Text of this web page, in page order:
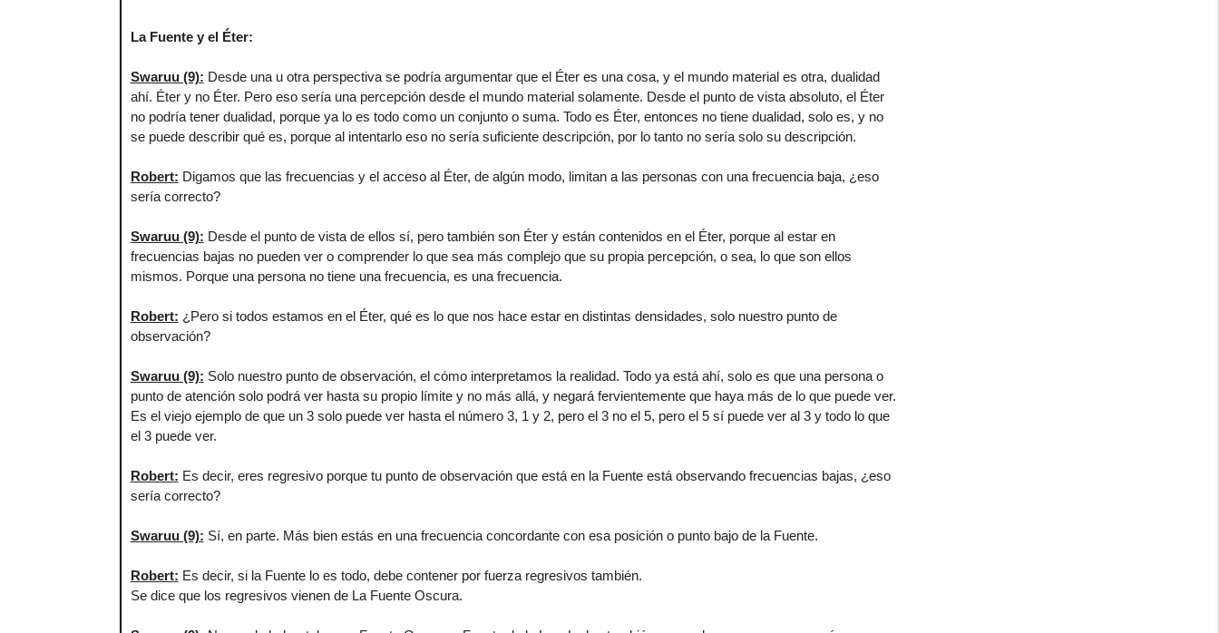
La Fuente y el Éter:
Swaruu (9): Desde una u otra perspectiva se podría argumentar que el Éter es una cosa, y el mundo material es otra, dualidad
ahí. Éter y no Éter. Pero eso sería una percepción desde el mundo material solamente. Desde el punto de vista absoluto, el Éter
no podría tener dualidad, porque ya lo es todo como un conjunto o suma. Todo es Éter, entonces no tiene dualidad, solo es, y no
se puede describir qué es, porque al intentarlo eso no sería suficiente descripción, por lo tanto no sería solo su descripción.
Robert: Digamos que las frecuencias y el acceso al Éter, de algún modo, limitan a las personas con una frecuencia baja, ¿eso
sería correcto?
Swaruu (9): Desde el punto de vista de ellos sí, pero también son Éter y están contenidos en el Éter, porque al estar en
frecuencias bajas no pueden ver o comprender lo que sea más complejo que su propia percepción, o sea, lo que son ellos
mismos. Porque una persona no tiene una frecuencia, es una frecuencia.
Robert: ¿Pero si todos estamos en el Éter, qué es lo que nos hace estar en distintas densidades, solo nuestro punto de
observación?
Swaruu (9): Solo nuestro punto de observación, el cómo interpretamos la realidad. Todo ya está ahí, solo es que una persona o
punto de atención solo podrá ver hasta su propio límite y no más allá, y negará fervientemente que haya más de lo que puede ver.
Es el viejo ejemplo de que un 3 solo puede ver hasta el número 3, 1 y 2, pero el 3 no el 5, pero el 5 sí puede ver al 3 y todo lo que
el 3 puede ver.
Robert: Es decir, eres regresivo porque tu punto de observación que está en la Fuente está observando frecuencias bajas, ¿eso
sería correcto?
Swaruu (9): Sí, en parte. Más bien estás en una frecuencia concordante con esa posición o punto bajo de la Fuente.
Robert: Es decir, si la Fuente lo es todo, debe contener por fuerza regresivos también.
Se dice que los regresivos vienen de La Fuente Oscura.